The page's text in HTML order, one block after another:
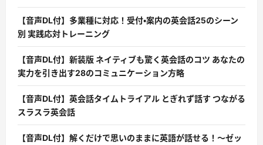
【音声DL付】多業種に対応！受付・案内の英会話25のシーン
別 実践応対トレーニング
【音声DL付】新装版 ネイティブも驚く英会話のコツ あなたの
実力を引き出す28のコミュニケーション方略
【音声DL付】英会話タイムトライアル とぎれず話す つながる
スラスラ英会話
【音声DL付】解くだけで思いのままに英語が話せる！〜ゼッ